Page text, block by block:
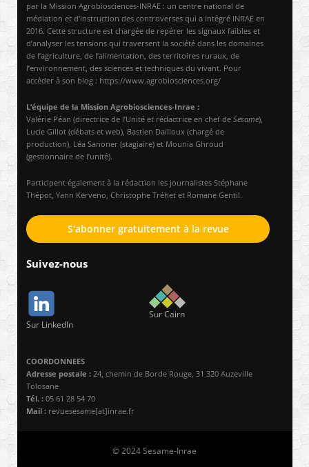
par la Mission Agrobiosciences-INRAE : un centre national de
médiation et d’instruction des controverses qui a intégré INRAE en
2016. Cette structure est chargée de repérer les signaux faibles et
d’analyser les tensions qui traversent la société dans les domaines
de l’agriculture, de l’alimentation, des territoires ruraux, de
l’environnement, des sciences et techniques du vivant. Pour
accéder à son blog : https://www.agrobiosciences.org/
L’équipe de la Mission Agrobiosciences-Inrae :
Valérie Péan (directrice de l’Unité et rédactrice en chef de Sesame),
Lucie Gillot (débats et web), Bastien Dailloux (chargé de
production), Léa Sanoner (stagiaire) et Mounia Ghroud
(gestionnaire de l’unité).
Participent également à la rédaction les journalistes Stéphane
Thépot, Yann Kerveno, Christophe Tréhet et Romane Gentil.
S'abonner gratuitement à la revue
Suivez-nous
Sur LinkedIn
Sur Cairn
COORDONNEES
Adresse postale : 24, chemin de Borde Rouge, 31 320 Auzeville
Tolosane
Tél. : 05 61 28 54 70
Mail : revuesesame[at]inrae.fr
© 2024 Sesame-Inrae